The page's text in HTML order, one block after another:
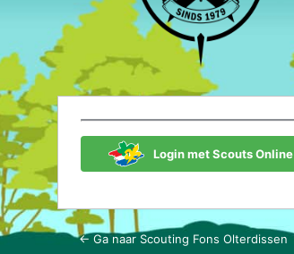
Login met Scouts Online
← Ga naar Scouting Fons Olterdissen